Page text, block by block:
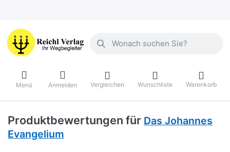
Geben Sie einen Suchbegriff ein.
Menü Anmelden Vergleichen Wunschliste Warenkorb
Produktbewertungen für Das Johannes
Evangelium